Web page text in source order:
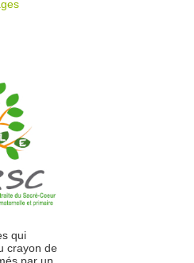
qui
crayon de